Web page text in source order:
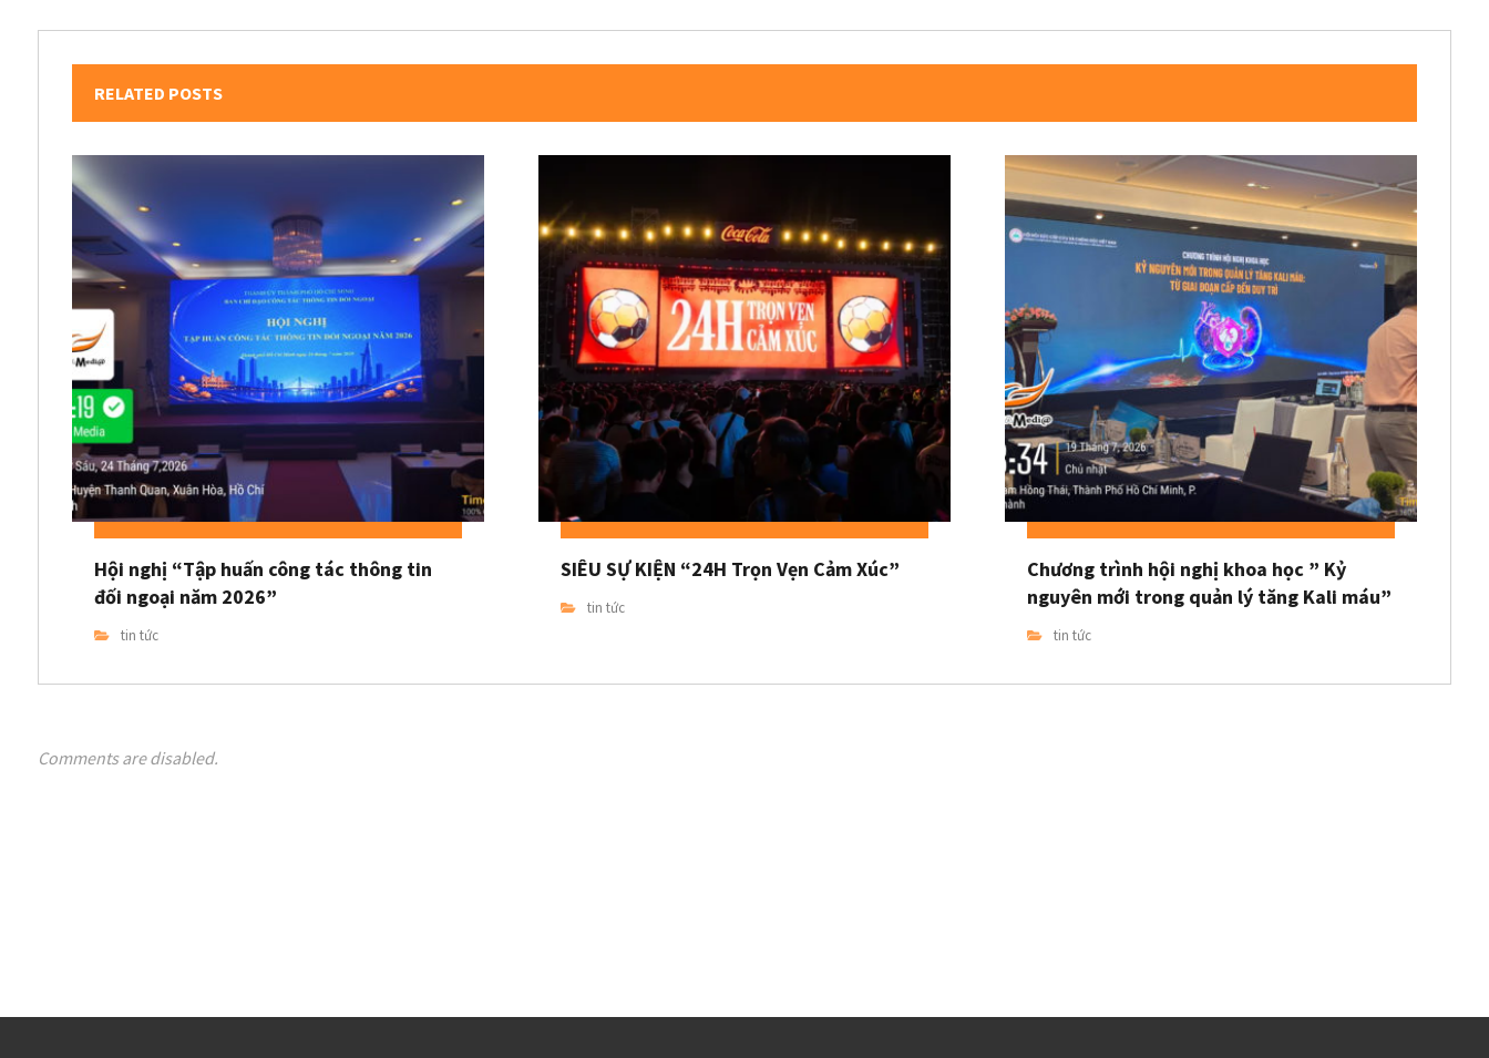
RELATED POSTS
Hội nghị “Tập huấn công tác thông tin
đối ngoại năm 2026”
tin tức
SIÊU SỰ KIỆN “24H Trọn Vẹn Cảm Xúc”
tin tức
Chương trình hội nghị khoa học ” Kỷ
nguyên mới trong quản lý tăng Kali máu”
tin tức
Comments are disabled.